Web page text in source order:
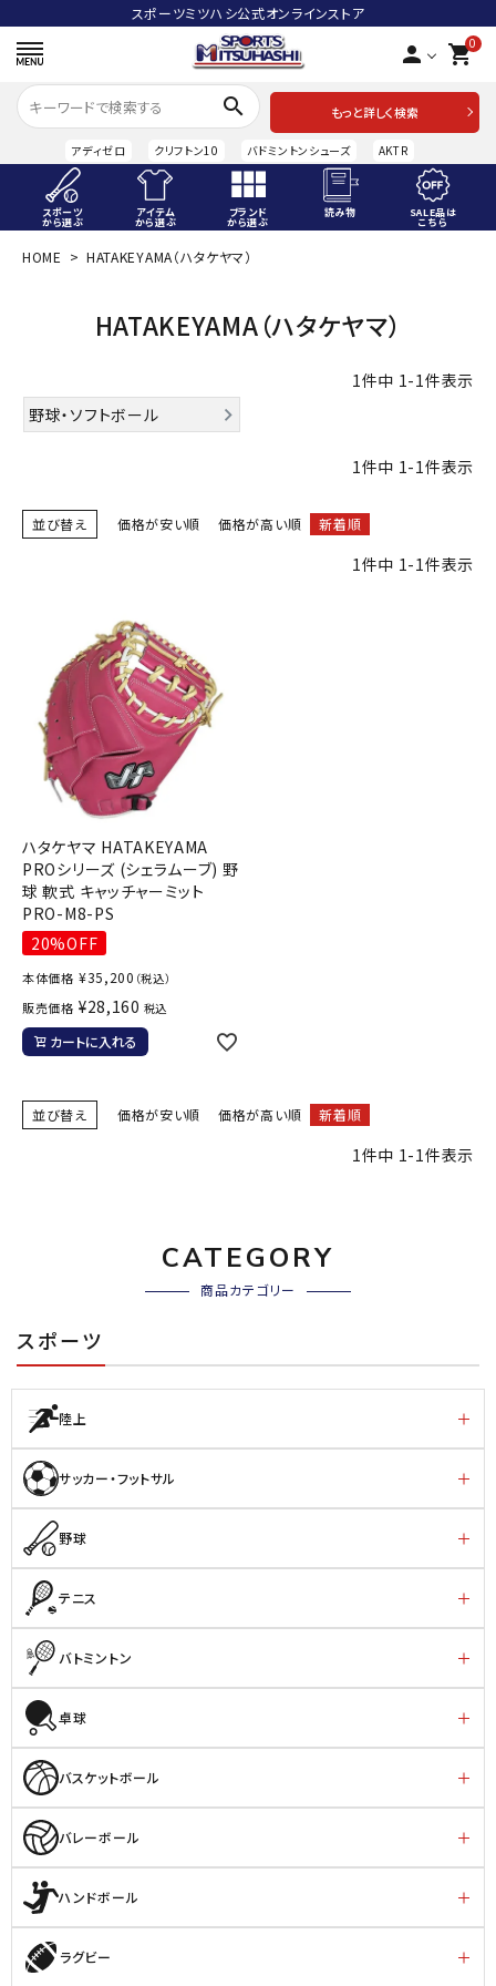
スポーツミツハシ公式オンラインストア
person 0
shopping_cart
search
もっと詳しく検索
アディゼロ クリフトン10 バドミントンシューズ AKTR
スポーツ
から選ぶ
アイテム
から選ぶ
ブランド
から選ぶ
読み物 SALE品は
こちら
ACCOUNT MENU
person 会員登録
スポーツから選ぶ
ブランドから選ぶ
INFORMATIOM
ご利用ガイド
お問い合わせ
メルマガ登録
特定商取引法
プライバシーポリシー
HOME HATAKEYAMA（ハタケヤマ）
HATAKEYAMA（ハタケヤマ）
1件中 1-1件表示
野球・ソフトボール
1件中 1-1件表示
並び替え 価格が安い順 価格が高い順 新着順
1件中 1-1件表示
ハタケヤマ HATAKEYAMA
PROシリーズ (シェラムーブ) 野
球 軟式 キャッチャーミット
PRO-M8-PS
20%OFF
本体価格 ¥35,200 （税込）
販売価格 ¥28,160 税込
カートに入れる
並び替え 価格が安い順 価格が高い順 新着順
1件中 1-1件表示
CATEGORY
商品カテゴリー
スポーツ
陸上
サッカー・フットサル
野球
テニス
バトミントン
卓球
バスケットボール
バレーボール
ハンドボール
ラグビー